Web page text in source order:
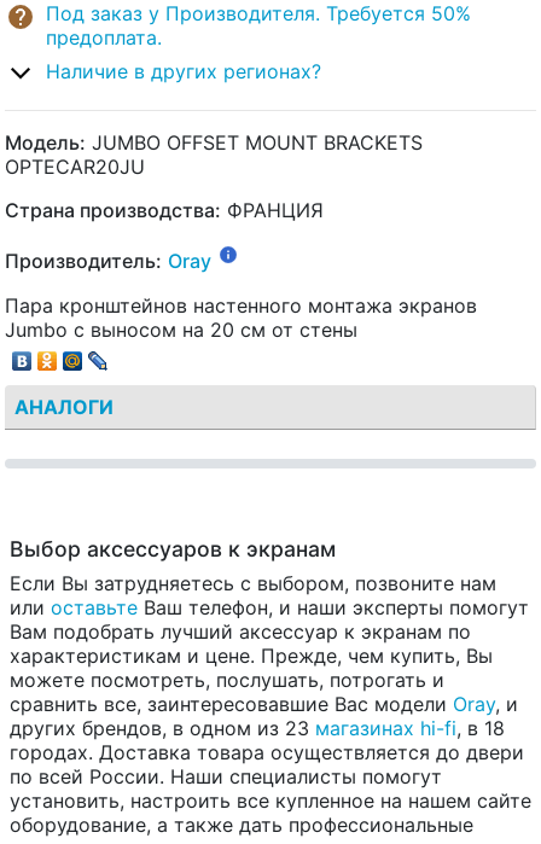
Под заказ у Производителя. Требуется 50%
предоплата.
Наличие в других регионах?
Модель: JUMBO OFFSET MOUNT BRACKETS
OPTECAR20JU
Страна производства: ФРАНЦИЯ
Производитель: Oray
Пара кронштейнов настенного монтажа экранов
Jumbo с выносом на 20 см от стены
АНАЛОГИ
Выбор аксессуаров к экранам
Если Вы затрудняетесь с выбором, позвоните нам
или оставьте Ваш телефон, и наши эксперты помогут
Вам подобрать лучший аксессуар к экранам по
характеристикам и цене. Прежде, чем купить, Вы
можете посмотреть, послушать, потрогать и
сравнить все, заинтересовавшие Вас модели Oray, и
других брендов, в одном из 23 магазинах hi-fi, в 18
городах. Доставка товара осуществляется до двери
по всей России. Наши специалисты помогут
установить, настроить все купленное на нашем сайте
оборудование, а также дать профессиональные